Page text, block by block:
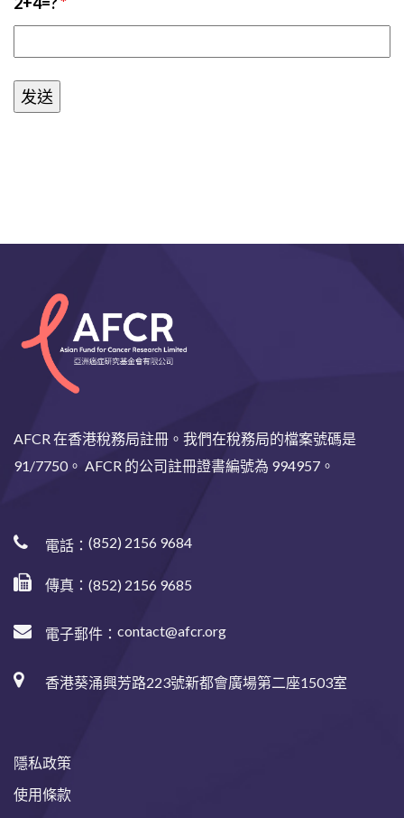
AFCR 在香港稅務局註冊。我們在稅務局的檔案號碼是
91/7750。 AFCR 的公司註冊證書編號為 994957。
電話： (852) 2156 9684
傳真：(852) 2156 9685
電子郵件： contact@afcr.org
香港葵涌興芳路223號新都會廣場第二座1503室
隱私政策
使用條款